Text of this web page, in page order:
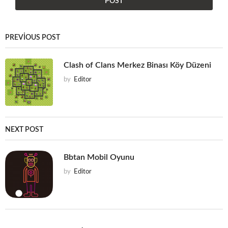
PREVIOUS POST
Clash of Clans Merkez Binası Köy Düzeni
by Editor
NEXT POST
Bbtan Mobil Oyunu
by Editor